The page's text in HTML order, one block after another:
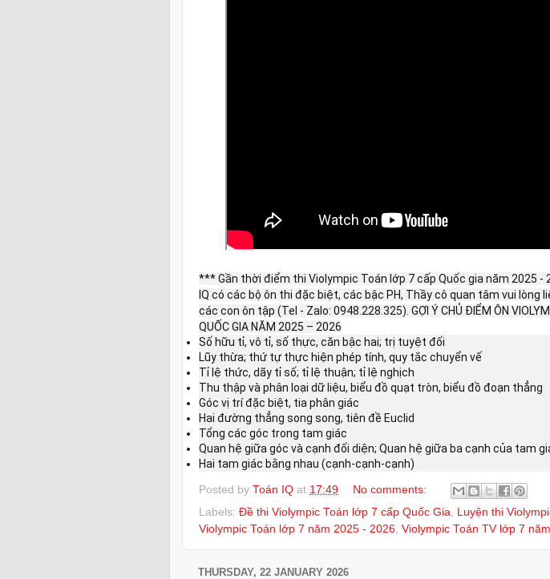
*** Gần thời điểm thi Violympic Toán lớp 7 cấp Quốc gia năm 2025 -
IQ có các bộ ôn thi đặc biệt, các bậc PH, Thầy cô quan tâm vui lòng
các con ôn tập (Tel - Zalo: 0948.228.325). GỢI Ý CHỦ ĐIỂM ÔN
QUỐC GIA NĂM 2025 – 2026
Số hữu tỉ, vô tỉ, số thực, căn bậc hai; trị tuyệt đối
Lũy thừa; thứ tự thực hiện phép tính, quy tắc chuyển vế
Tỉ lệ thức, dãy tỉ số; tỉ lệ thuận; tỉ lệ nghịch
Thu thập và phân loại dữ liệu, biểu đồ quạt tròn, biểu đồ đoạn thẳng
Góc vị trí đặc biệt, tia phân giác
Hai đường thẳng song song, tiên đề Euclid
Tổng các góc trong tam giác
Quan hệ giữa góc và cạnh đối diện; Quan hệ giữa ba cạnh của tam
Hai tam giác bằng nhau (cạnh-cạnh-cạnh)
Posted by Toán IQ at 17:49
No comments:
Labels: Đề thi Violympic Toán lớp 7 cấp Quốc Gia Luyện thi
Violympic Toán lớp 7 năm 2025 - 2026 Violympic Toán TV lớp 7
THURSDAY, 22 JANUARY 2026